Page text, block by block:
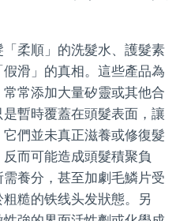
柔順」的洗髮水、護髮素
滑」的真相。這些產品為
常添加大量矽靈或其他合
暫時覆蓋在頭髮表面，讓
們並未真正滋養或修復髮
而可能造成頭髮積聚負
養分，甚至加劇毛鱗片受
糙的铁线头发狀態。另